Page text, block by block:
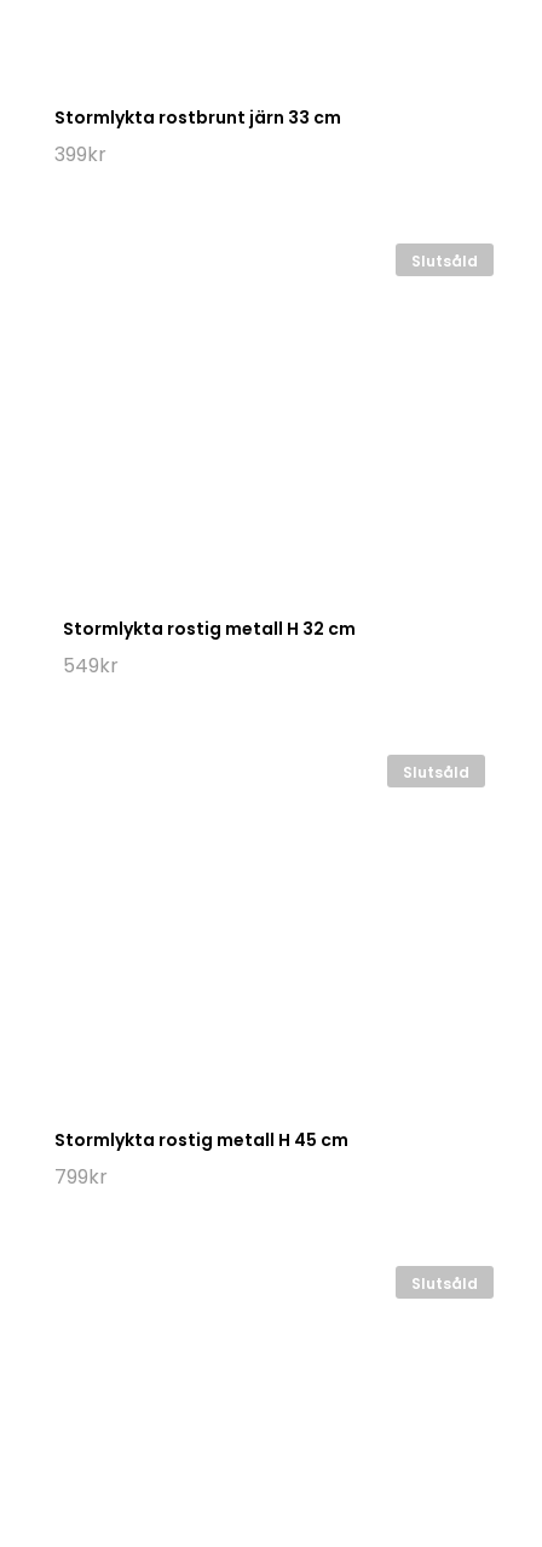
Stormlykta rostbrunt järn 33 cm
399kr
Slutsåld
Stormlykta rostig metall H 32 cm
549kr
Slutsåld
Stormlykta rostig metall H 45 cm
799kr
Slutsåld